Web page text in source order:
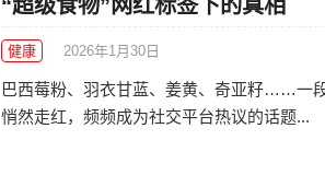
“超级食物”网红标签下的真相
健康 2026年1月30日
巴西莓粉、羽衣甘蓝、姜黄、奇亚籽……一
悄然走红，频频成为社交平台热议的话题...